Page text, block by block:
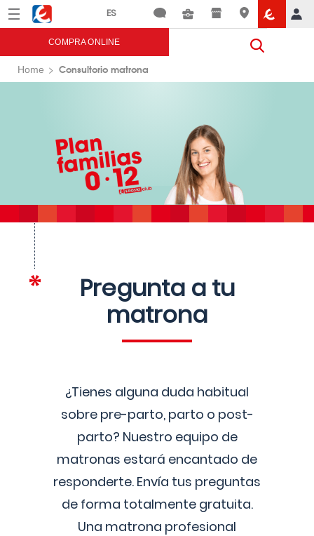
Menú Eroski
COMPRA ONLINE
Home Consultorio matrona
Pregunta a tu
matrona
¿Tienes alguna duda habitual
sobre pre-parto, parto o post-
parto? Nuestro equipo de
matronas estará encantado de
responderte. Envía tus preguntas
de forma totalmente gratuita.
Una matrona profesional